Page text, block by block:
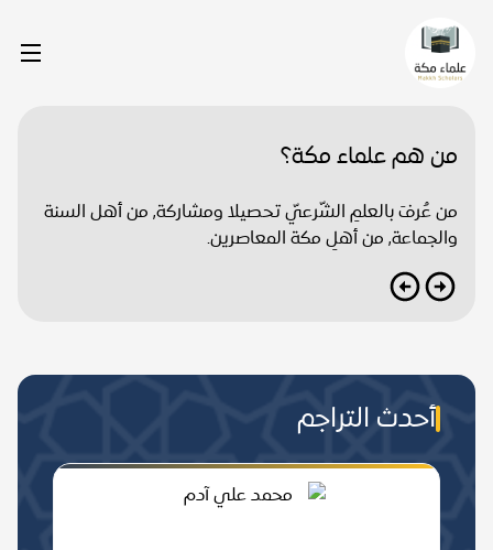
من هم علماء مكة؟
من عُرفَ بالعلمِ الشّرعيّ تحصيلا ومشاركة, من أهل السنة
والجماعة, من أهلِ مكة المعاصرين.
أحدث التراجم